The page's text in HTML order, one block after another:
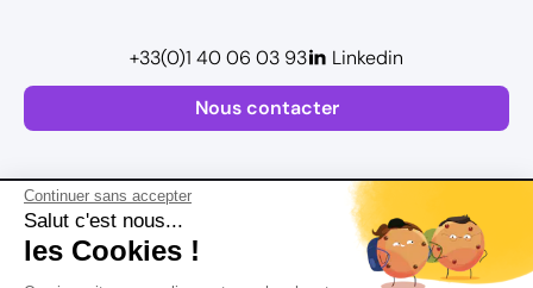
Continuer sans accepter
Salut c'est nous...
les Cookies !
Nous contacter
+33(0)1 40 06 03 93 Linkedin